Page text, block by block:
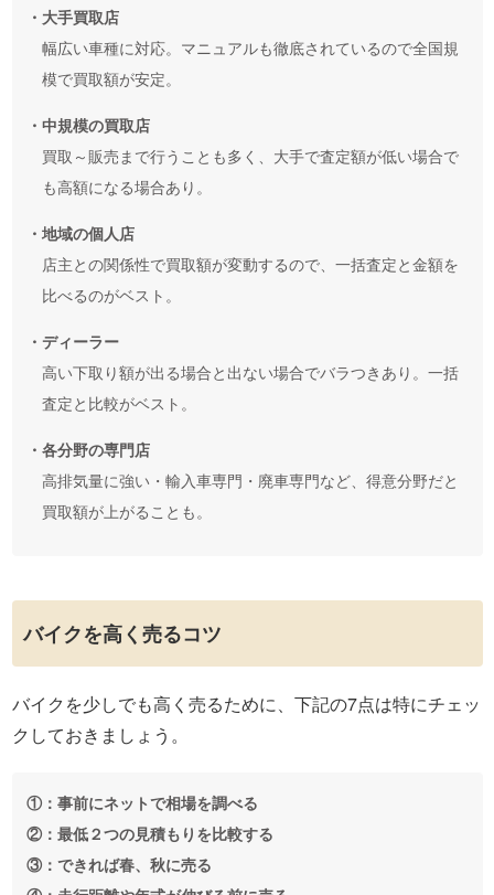
・大手買取店
幅広い車種に対応。マニュアルも徹底されているので全国規
模で買取額が安定。
・中規模の買取店
買取～販売まで行うことも多く、大手で査定額が低い場合で
も高額になる場合あり。
・地域の個人店
店主との関係性で買取額が変動するので、一括査定と金額を
比べるのがベスト。
・ディーラー
高い下取り額が出る場合と出ない場合でバラつきあり。一括
査定と比較がベスト。
・各分野の専門店
高排気量に強い・輸入車専門・廃車専門など、得意分野だと
買取額が上がることも。
バイクを高く売るコツ
バイクを少しでも高く売るために、下記の7点は特にチェッ
クしておきましょう。
①：事前にネットで相場を調べる
②：最低２つの見積もりを比較する
③：できれば春、秋に売る